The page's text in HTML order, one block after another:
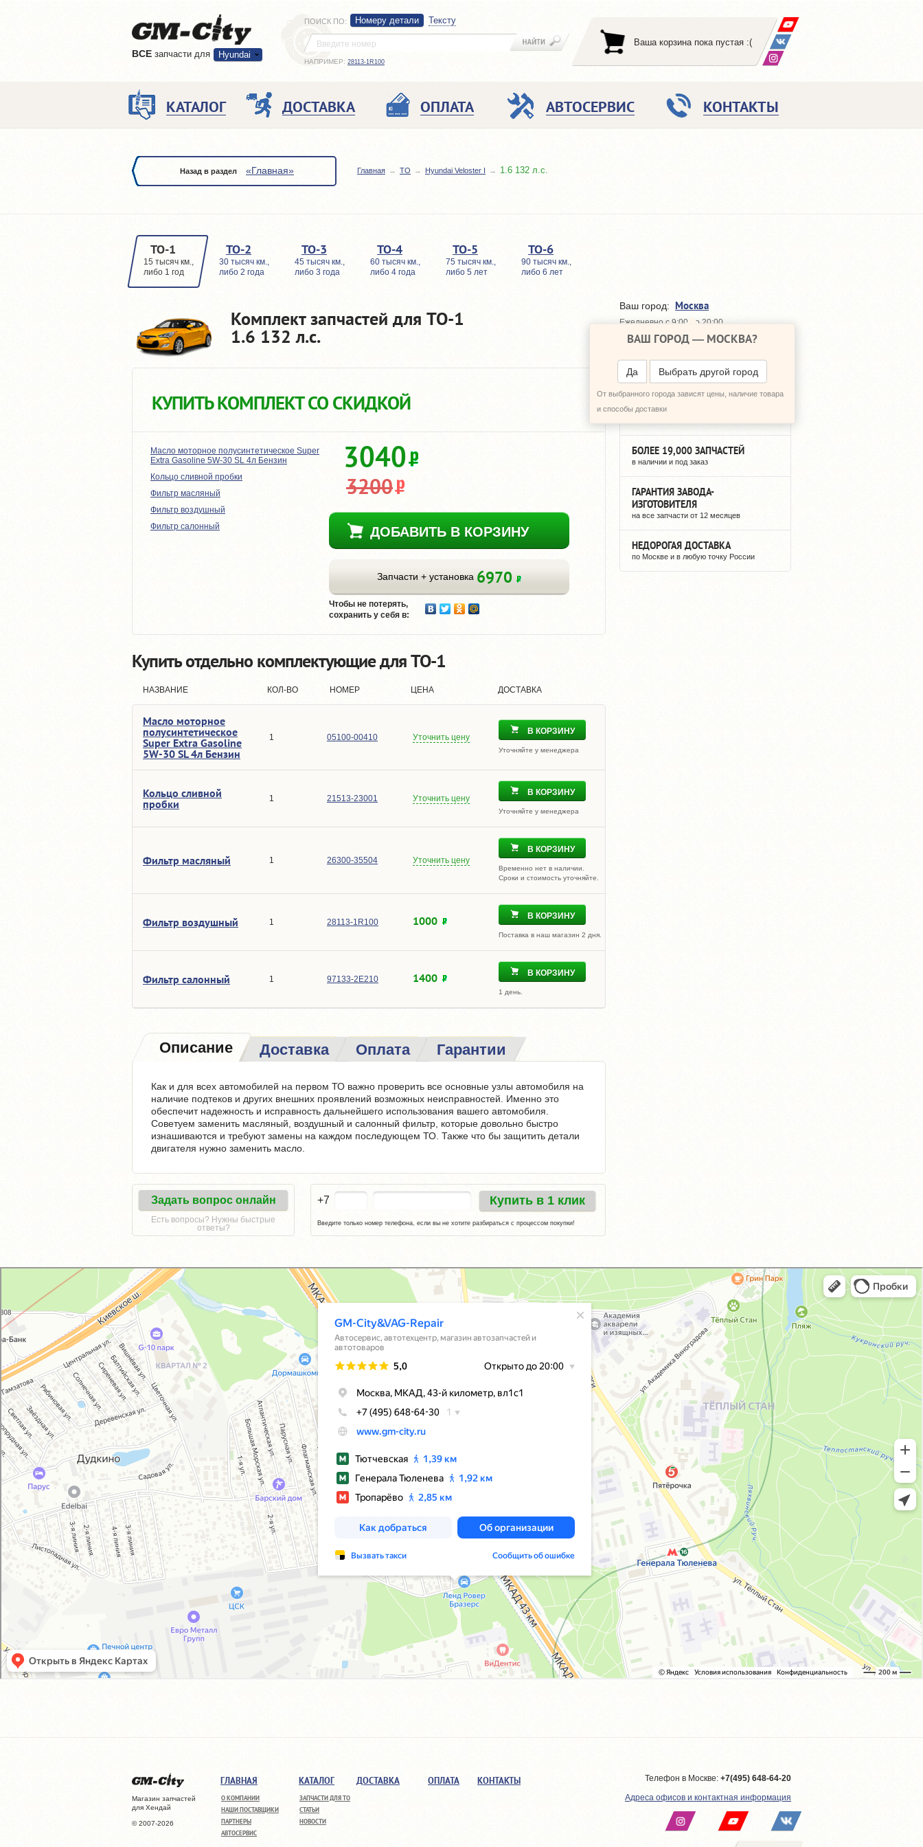
ВCE запчасти для Hyundai
ПОИСК ПО: Номеру детали Тексту
НАПРИМЕР: 28113-1R100
Ваша корзина пока пустая :(
КАТАЛОГ ДОСТАВКА ОПЛАТА АВТОСЕРВИС КОНТАКТЫ
Назад в раздел «Главная» Главная TO Hyundai Veloster I 1.6 132 л.с.
ТО-1
15 тысяч км.,
либо 1 год
ТО-2
30 тысяч км.,
либо 2 года
ТО-3
45 тысяч км.,
либо 3 года
ТО-4
60 тысяч км.,
либо 4 года
ТО-5
75 тысяч км.,
либо 5 лет
ТО-6
90 тысяч км.,
либо 6 лет
Комплект запчастей для TO-1
1.6 132 л.с.
КУПИТЬ КОМПЛЕКТ СО СКИДКОЙ
Масло моторное полусинтетическое Super
Extra Gasoline 5W-30 SL 4л Бензин
Кольцо сливной пробки
Фильтр масляный
Фильтр воздушный
Фильтр салонный
3040
3200
ДОБАВИТЬ В КОРЗИНУ
Запчасти + установка 6970
Чтобы не потерять,
сохранить у себя в:
Купить отдельно комплектующие для TO-1
НАЗВАНИЕ КОЛ-ВО НОМЕР ЦЕНА ДОСТАВКА
Масло моторное
полусинтетическое
Super Extra Gasoline
5W-30 SL 4л Бензин
1 05100-00410 Уточнить цену
В КОРЗИНУ
Уточняйте у менеджера
Кольцо сливной
пробки
1 21513-23001 Уточнить цену
В КОРЗИНУ
Уточняйте у менеджера
Фильтр масляный 1 26300-35504 Уточнить цену
В КОРЗИНУ
Временно нет в наличии.
Сроки и стоимость уточняйте.
Фильтр воздушный 1 28113-1R100 1000 В КОРЗИНУ
Поставка в наш магазин 2 дня.
Фильтр салонный 1 97133-2E210 1400 В КОРЗИНУ
1 день.
Описание Доставка Оплата Гарантии
Как и для всех автомобилей на первом ТО важно проверить все основные узлы автомобиля на
наличие подтеков и других внешних проявлений возможных неисправностей. Именно это
обеспечит надежность и исправность дальнейшего использования вашего автомобиля.
Советуем заменить масляный, воздушный и салонный фильтр, которые довольно быстро
изнашиваются и требуют замены на каждом последующем ТО. Также что бы защитить детали
двигателя нужно заменить масло.
Задать вопрос онлайн
Есть вопросы? Нужны быстрые
ответы?
+7 Купить в 1 клик
Введите только номер телефона, если вы не хотите разбираться с процессом покупки!
Ваш город: Москва
ВАШ ГОРОД — МОСКВА?
Да Выбрать другой город
От выбранного города зависят цены, наличие товара
и способы доставки
ПЕРЕЗВОНИТЬ МНЕ
Ежедневно с 9:00 до 20:00
+7 (495) 648-64-30
3 ГОДА НА РЫНКЕ
БОЛЕЕ 19,000 ЗАПЧАСТЕЙ
в наличии и под заказ
ГАРАНТИЯ ЗАВОДА-
ИЗГОТОВИТЕЛЯ
на все запчасти от 12 месяцев
НЕДОРОГАЯ ДОСТАВКА
по Москве и в любую точку России
GM-City&VAG-Repair
Автосервис, автотехцентр в Москве
Магазин автозапчастей и автотоваров в Москве
Магазин запчастей
для Хендай
© 2007-2026
ГЛАВНАЯ
О КОМПАНИИ
НАШИ ПОСТАВЩИКИ
ПАРТНЕРЫ
АВТОСЕРВИС
КАТАЛОГ
ЗАПЧАСТИ ДЛЯ ТО
СТАТЬИ
НОВОСТИ
ДОСТАВКА ОПЛАТА КОНТАКТЫ Телефон в Москве: +7(495) 648-64-20
Адреса офисов и контактная информация